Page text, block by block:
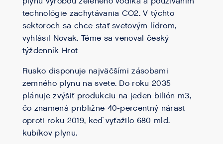
technológie zachytávania CO2. V týchto
sektoroch sa chce stať svetovým lídrom,
vyhlásil Novak. Téme sa venoval český
týždenník Hrot
Rusko disponuje najväčšími zásobami
zemného plynu na svete. Do roku 2035
plánuje zvýšiť produkciu na jeden bilión m3,
čo znamená približne 40-percentný nárast
oproti roku 2019, keď vyťažilo 680 mld.
kubíkov plynu.